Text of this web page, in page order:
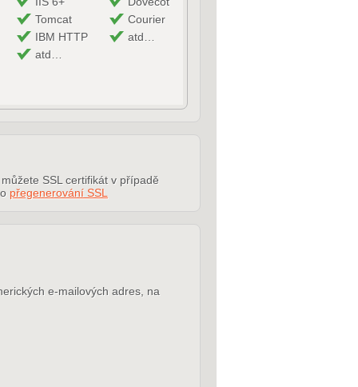
Tomcat
IBM HTTP
atd…
Courier
atd…
SSL certifikát v případě
přegenerování SSL
e-mailových adres, na